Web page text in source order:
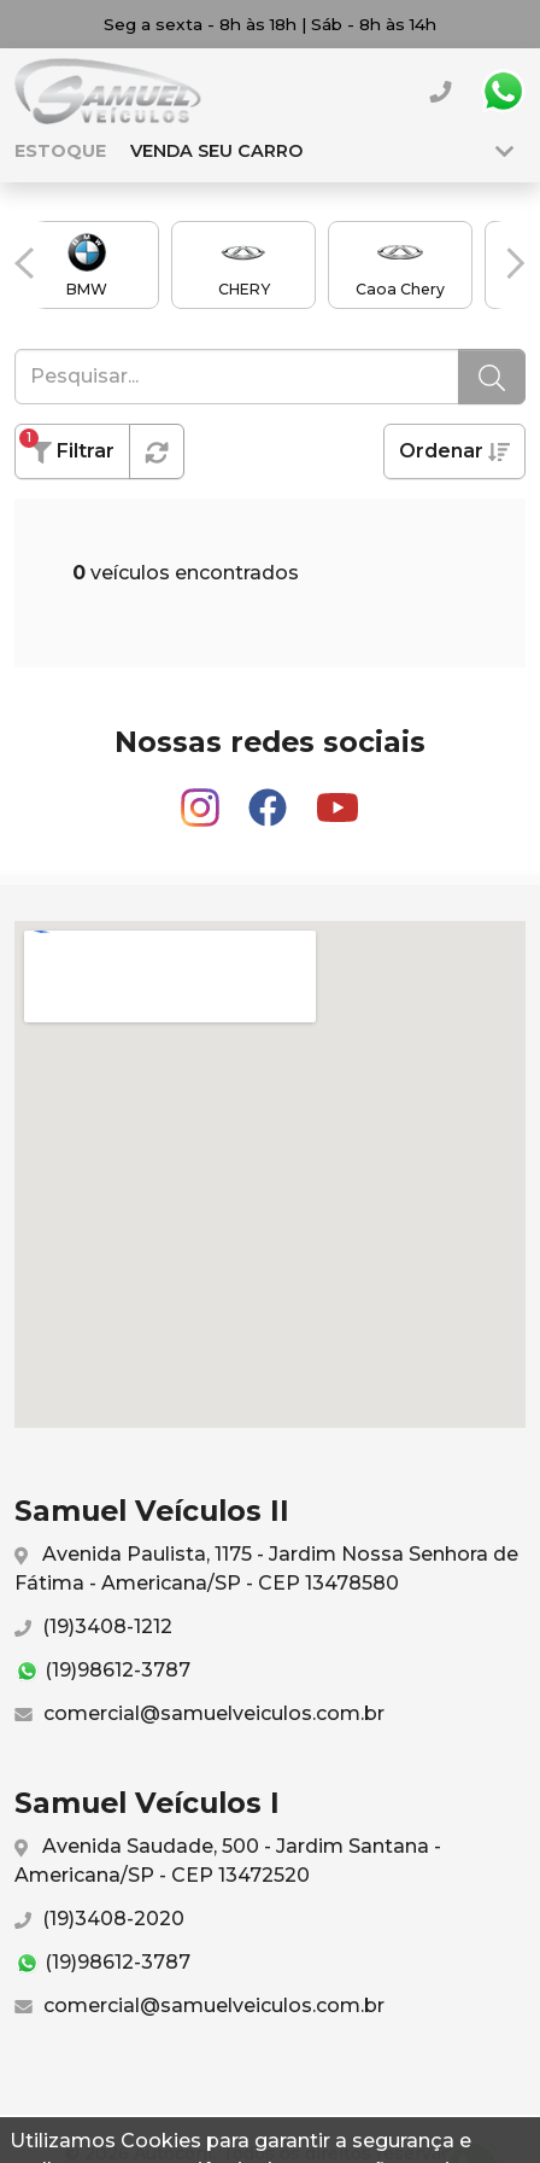
Utilizamos Cookies para garantir a segurança e
Seg a sexta - 8h às 18h | Sáb - 8h às 14h
ESTOQUE VENDA SEU CARRO
BMW CHERY Caoa Chery
Filtrar
1
Ordenar
0 veículos encontrados
Nossas redes sociais
Samuel Veículos II
Avenida Paulista, 1175 - Jardim Nossa Senhora de
Fátima - Americana/SP - CEP 13478580
(19)3408-1212
(19)98612-3787
comercial@samuelveiculos.com.br
Samuel Veículos I
Avenida Saudade, 500 - Jardim Santana -
Americana/SP - CEP 13472520
(19)3408-2020
(19)98612-3787
comercial@samuelveiculos.com.br
© 2026 Autoconf. Todos os direitos reservados.